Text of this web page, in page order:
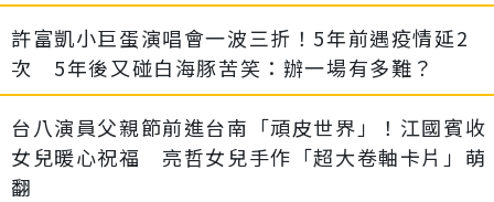
許富凱小巨蛋演唱會一波三折！5年前遇疫情延2
次 5年後又碰白海豚苦笑：辦一場有多難？
台八演員父親節前進台南「頑皮世界」！江國賓收
女兒暖心祝福 亮哲女兒手作「超大卷軸卡片」萌
翻